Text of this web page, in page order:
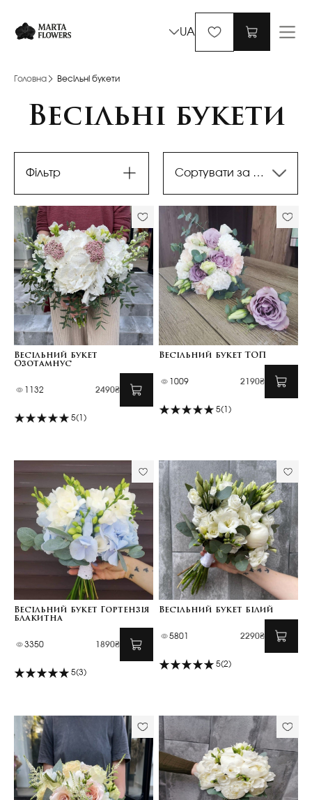
UA
Головна Весільні букети
Весільні букети
Фільтр Сортувати за останніми
Весільний букет
Озотамнус
1132 2490₴
5(1)
Весільний букет ТОП
1009 2190₴
5(1)
Весільний букет Гортензія
блакитна
3350 1890₴
5(3)
Весільний букет білий
5801 2290₴
5(2)